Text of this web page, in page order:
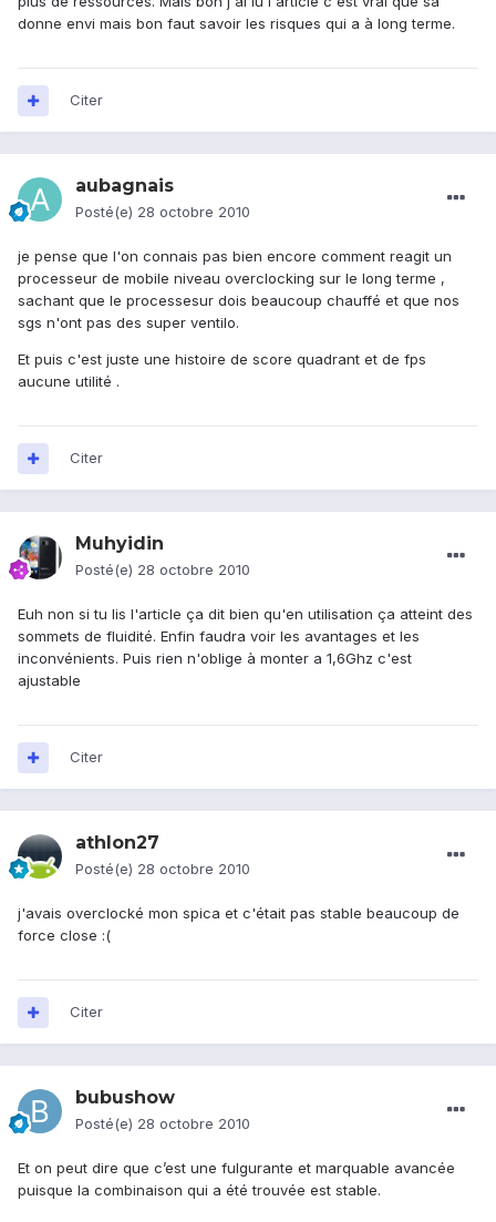
donne envi mais bon faut savoir les risques qui a à long terme.
Citer
aubagnais
Posté(e) 28 octobre 2010
je pense que l'on connais pas bien encore comment reagit un
processeur de mobile niveau overclocking sur le long terme ,
sachant que le processesur dois beaucoup chauffé et que nos
sgs n'ont pas des super ventilo.
Et puis c'est juste une histoire de score quadrant et de fps
aucune utilité .
Citer
Muhyidin
Posté(e) 28 octobre 2010
Euh non si tu lis l'article ça dit bien qu'en utilisation ça atteint des
sommets de fluidité. Enfin faudra voir les avantages et les
inconvénients. Puis rien n'oblige à monter a 1,6Ghz c'est
ajustable
Citer
athlon27
Posté(e) 28 octobre 2010
j'avais overclocké mon spica et c'était pas stable beaucoup de
force close :(
Citer
bubushow
Posté(e) 28 octobre 2010
Et on peut dire que c’est une fulgurante et marquable avancée
puisque la combinaison qui a été trouvée est stable.